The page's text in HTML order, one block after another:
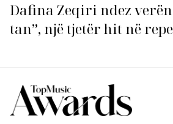
Dafina Zeqiri ndez
tan”, një tjetër hit në